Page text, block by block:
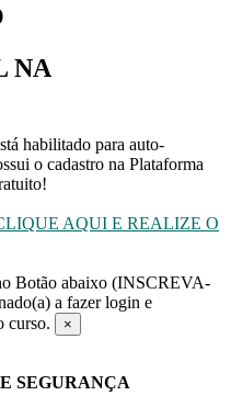
NA
habilitado para auto-
o cadastro na Plataforma
AQUI E REALIZE O
Botão abaixo (INSCREVA-
a fazer login e
curso.
×
SEGURANÇA